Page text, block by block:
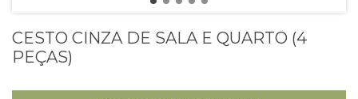
CESTO CINZA DE SALA E QUARTO (4
PEÇAS)